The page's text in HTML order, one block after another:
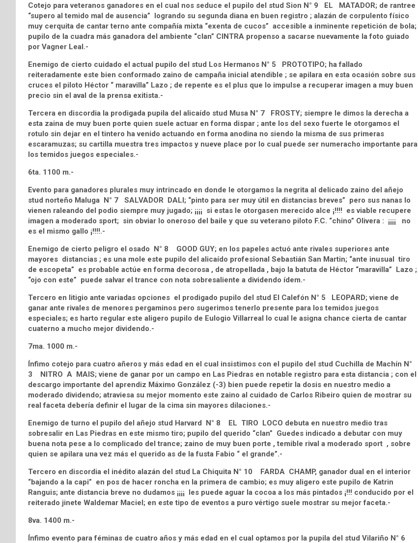
Cotejo para veteranos ganadores en el cual nos seduce el pupilo del stud Sion N° 9 EL MATADOR; de rantree
“supero al temido mal de ausencia” logrando su segunda diana en buen registro ; alazán de corpulento físico
muy cerquita de cantar terno ante compañía mixta “exenta de cucos” accesible a inminente repetición de bola;
pupilo de la cuadra más ganadora del ambiente “clan” CINTRA propenso a sacarse nuevamente la foto guiado
por Vagner Leal.-
Enemigo de cierto cuidado el actual pupilo del stud Los Hermanos N° 5 PROTOTIPO; ha fallado
reiteradamente este bien conformado zaino de campaña inicial atendible ; se apilara en esta ocasión sobre sus
cruces el piloto Héctor “ maravilla” Lazo ; de repente es el plus que lo impulse a recuperar imagen a muy buen
precio sin el aval de la prensa exitista.-
Tercera en discordia la prodigada pupila del alicaído stud Musa N° 7 FROSTY; siempre le dimos la derecha a
esta zaina de muy buen porte quien suele actuar en forma dispar ; ante los del sexo fuerte le otorgamos el
rotulo sin dejar en el tintero ha venido actuando en forma anodina no siendo la misma de sus primeras
escaramuzas; su cartilla muestra tres impactos y nueve place por lo cual puede ser numeracho importante para
los temidos juegos especiales.-
6ta. 1100 m.-
Evento para ganadores plurales muy intrincado en donde le otorgamos la negrita al delicado zaino del añejo
stud norteño Maluga N° 7 SALVADOR DALI; “pinto para ser muy útil en distancias breves” pero sus nanas lo
vienen raleando del podio siempre muy jugado; ¡¡¡¡ si estas le otorgasen merecido alce ¡!!!! es viable recupere
imagen a moderado sport; sin obviar lo oneroso del baile y que su veterano piloto F.C. “chino” Olivera : ¡¡¡¡ no
es el mismo gallo ¡!!!!.-
Enemigo de cierto peligro el osado N° 8 GOOD GUY; en los papeles actuó ante rivales superiores ante
mayores distancias ; es una mole este pupilo del alicaído profesional Sebastián San Martin; “ante inusual tiro
de escopeta” es probable actúe en forma decorosa , de atropellada , bajo la batuta de Héctor “maravilla” Lazo ;
“ojo con este” puede salvar el trance con nota sobresaliente a dividendo ídem.-
Tercero en litigio ante variadas opciones el prodigado pupilo del stud El Calefón N° 5 LEOPARD; viene de
ganar ante rivales de menores pergaminos pero sugerimos tenerlo presente para los temidos juegos
especiales; es harto regular este aligero pupilo de Eulogio Villarreal lo cual le asigna chance cierta de cantar
cuaterno a mucho mejor dividendo.-
7ma. 1000 m.-
Ínfimo cotejo para cuatro añeros y más edad en el cual insistimos con el pupilo del stud Cuchilla de Machín N°
3 NITRO A MAIS; viene de ganar por un campo en Las Piedras en notable registro para esta distancia ; con el
descargo importante del aprendiz Máximo González (-3) bien puede repetir la dosis en nuestro medio a
moderado dividendo; atraviesa su mejor momento este zaino al cuidado de Carlos Ribeiro quien de mostrar su
real faceta debería definir el lugar de la cima sin mayores dilaciones.-
Enemigo de turno el pupilo del añejo stud Harvard N° 8 EL TIRO LOCO debuta en nuestro medio tras
sobresalir en Las Piedras en este mismo tiro; pupilo del querido “clan” Guedes indicado a debutar con muy
buena nota pese a lo complicado del trance; zaino de muy buen porte , temible rival a moderado sport , sobre
quien se apilara una vez más el querido as de la fusta Fabio “ el grande”.-
Tercero en discordia el inédito alazán del stud La Chiquita N° 10 FARDA CHAMP, ganador dual en el interior
“bajando a la capi” en pos de hacer roncha en la primera de cambio; es muy aligero este pupilo de Katrin
Ranguis; ante distancia breve no dudamos ¡¡¡¡ les puede aguar la cocoa a los más pintados ¡!!! conducido por el
reiterado jinete Waldemar Maciel; en este tipo de eventos a puro vértigo suele mostrar su mejor faceta.-
8va. 1400 m.-
Ínfimo evento para féminas de cuatro años y más edad en el cual optamos por la pupila del stud Vilariño N° 6